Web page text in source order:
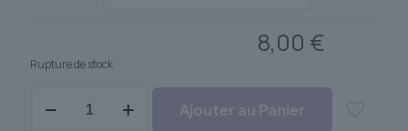
8,00 €
Rupture de stock
Ajouter au Panier